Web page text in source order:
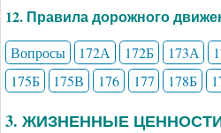
12. Правила дорожного
Вопросы 172А 172Б 173А
175Б
175В 176 177 178Б
3. ЖИЗНЕННЫЕ